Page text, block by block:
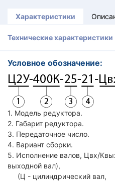
Характеристики
Технические характеристики
Условное обозначение:
1. Модель редуктора.
2. Габарит редуктора.
3. Передаточное число.
4. Вариант сборки.
5. Исполнение валов, Цвх/
выходной вал),
(Ц - цилиндрический вал,